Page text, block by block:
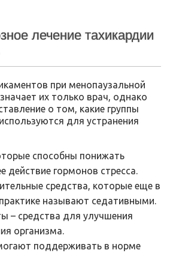
лечение тахикардии
при менопаузальной
их только врач, однако
о том, какие группы
для устранения
способны понижать
действие гормонов стресса.
средства, которые еще в
называют седативными.
– средства для улучшения
организма.
поддерживать в норме